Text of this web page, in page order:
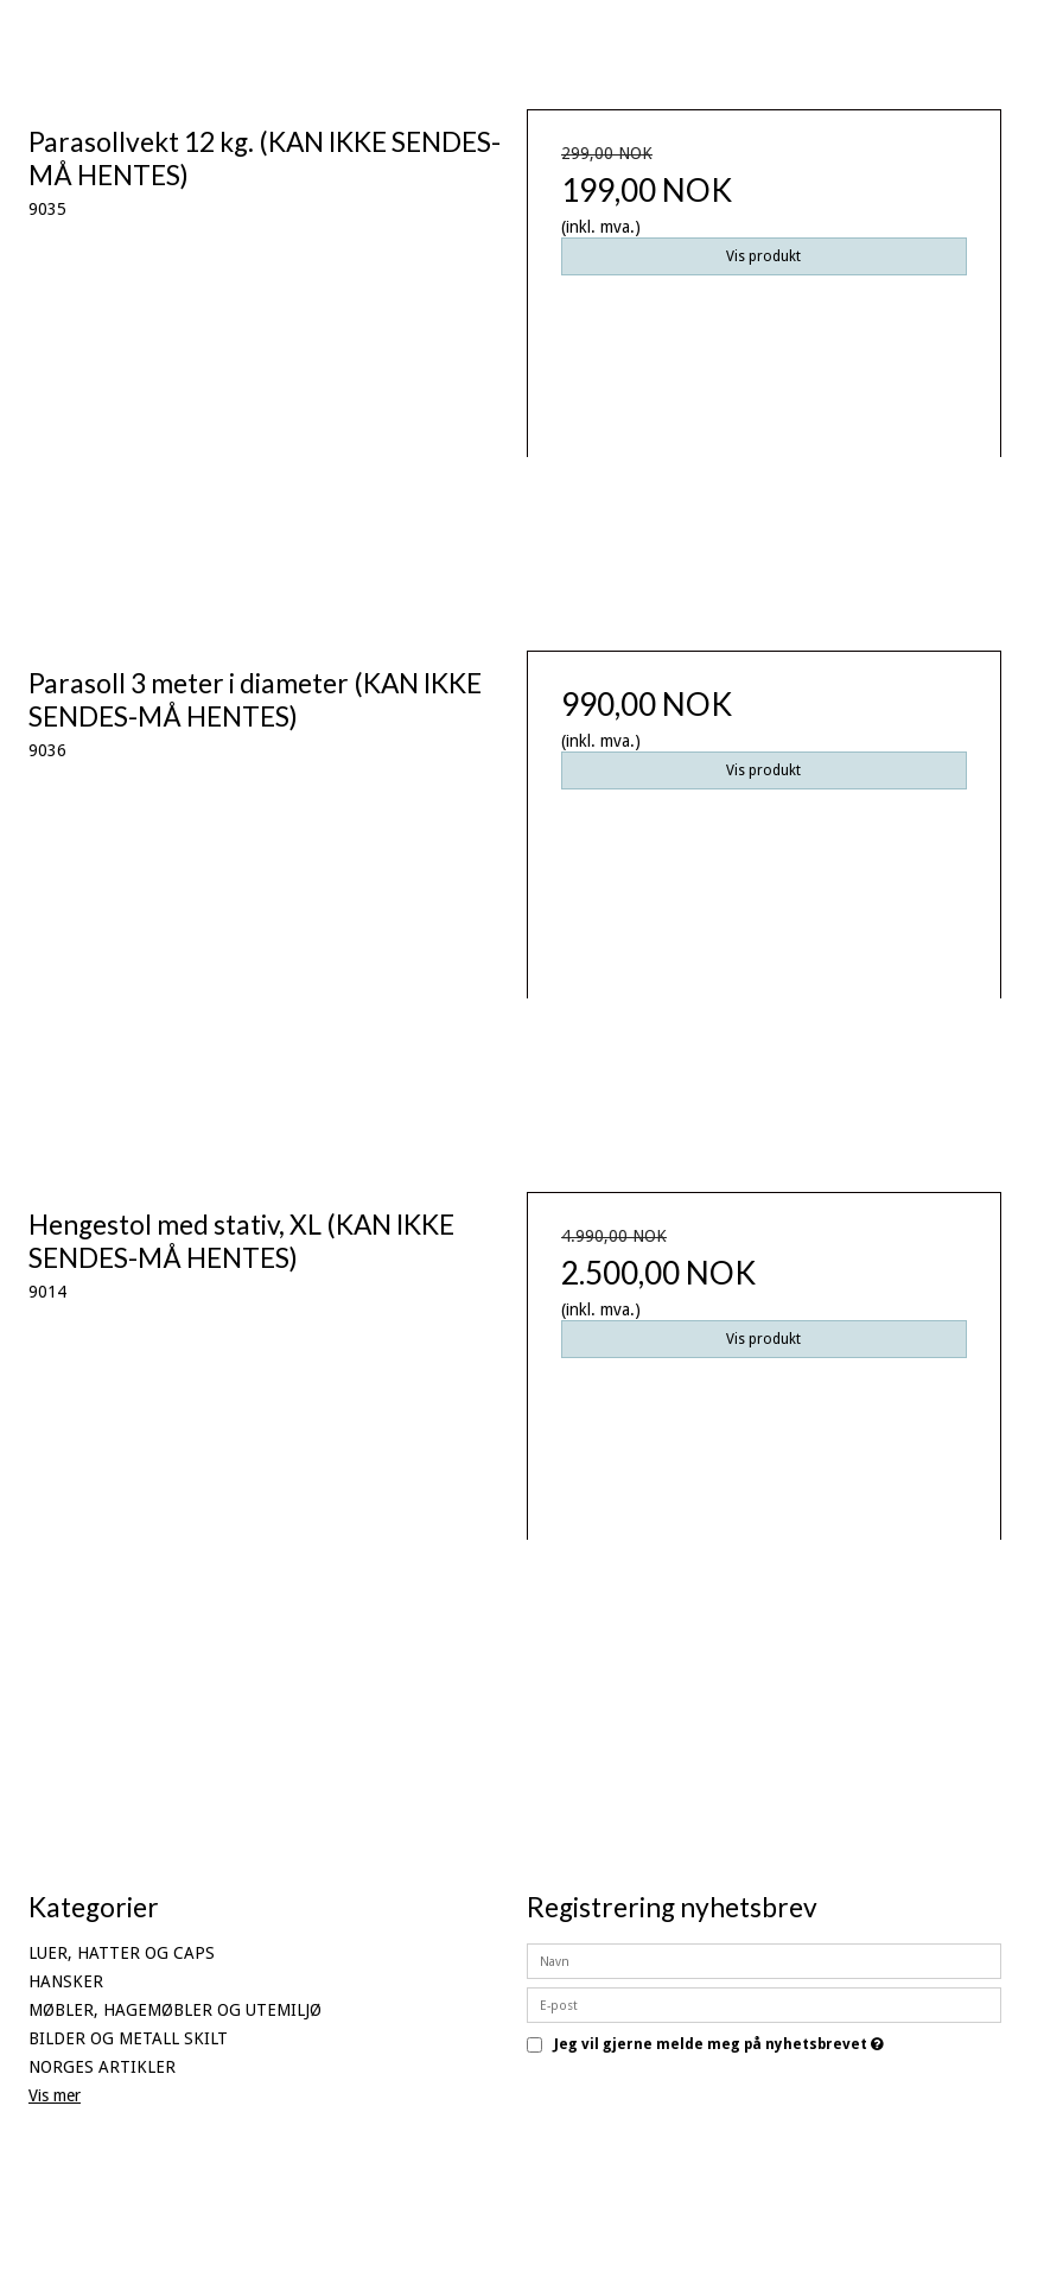
Parasollvekt 12 kg. (KAN IKKE SENDES-
MÅ HENTES)
9035
299,00 NOK
199,00 NOK
(inkl. mva.)
Vis produkt
Parasoll 3 meter i diameter (KAN IKKE
SENDES-MÅ HENTES)
9036
990,00 NOK
(inkl. mva.)
Vis produkt
Hengestol med stativ, XL (KAN IKKE
SENDES-MÅ HENTES)
9014
4.990,00 NOK
2.500,00 NOK
(inkl. mva.)
Vis produkt
Kategorier
LUER, HATTER OG CAPS
HANSKER
MØBLER, HAGEMØBLER OG UTEMILJØ
BILDER OG METALL SKILT
NORGES ARTIKLER
Vis mer
Registrering nyhetsbrev
Jeg vil gjerne melde meg på nyhetsbrevet